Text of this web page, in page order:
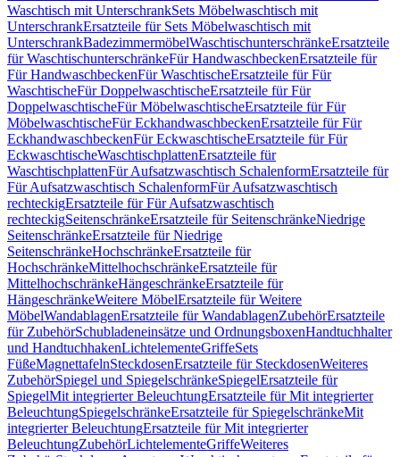
Waschtisch mit UnterschrankSets Möbelwaschtisch mit
UnterschrankErsatzteile für Sets Möbelwaschtisch mit
UnterschrankBadezimmermöbelWaschtischunterschränkeErsatzteile
für WaschtischunterschränkeFür HandwaschbeckenErsatzteile für
Für HandwaschbeckenFür WaschtischeErsatzteile für Für
WaschtischeFür DoppelwaschtischeErsatzteile für Für
DoppelwaschtischeFür MöbelwaschtischeErsatzteile für Für
MöbelwaschtischeFür EckhandwaschbeckenErsatzteile für Für
EckhandwaschbeckenFür EckwaschtischeErsatzteile für Für
EckwaschtischeWaschtischplattenErsatzteile für
WaschtischplattenFür Aufsatzwaschtisch SchalenformErsatzteile für
Für Aufsatzwaschtisch SchalenformFür Aufsatzwaschtisch
rechteckigErsatzteile für Für Aufsatzwaschtisch
rechteckigSeitenschränkeErsatzteile für SeitenschränkeNiedrige
SeitenschränkeErsatzteile für Niedrige
SeitenschränkeHochschränkeErsatzteile für
HochschränkeMittelhochschränkeErsatzteile für
MittelhochschränkeHängeschränkeErsatzteile für
HängeschränkeWeitere MöbelErsatzteile für Weitere
MöbelWandablagenErsatzteile für WandablagenZubehörErsatzteile
für ZubehörSchubladeneinsätze und OrdnungsboxenHandtuchhalter
und HandtuchhakenLichtelementeGriffeSets
FüßeMagnettafelnSteckdosenErsatzteile für SteckdosenWeiteres
ZubehörSpiegel und SpiegelschränkeSpiegelErsatzteile für
SpiegelMit integrierter BeleuchtungErsatzteile für Mit integrierter
BeleuchtungSpiegelschränkeErsatzteile für SpiegelschränkeMit
integrierter BeleuchtungErsatzteile für Mit integrierter
BeleuchtungZubehörLichtelementeGriffeWeiteres